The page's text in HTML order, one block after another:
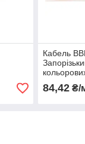
Кабель
(ЗЗКМ)
84,42₴/